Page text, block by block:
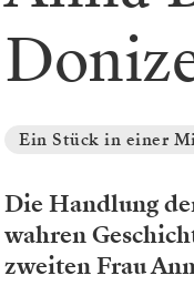
Ein Stück in einer
Die Handlung
wahren
zweiten Frau